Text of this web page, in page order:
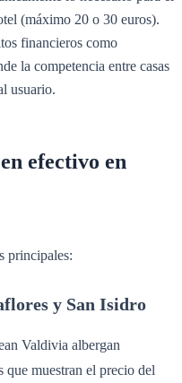
(máximo 20 o 30 euros).
financieros como
la competencia entre casas
usuario.
efectivo en
principales:
y San Isidro
Valdivia albergan
que muestran el precio del